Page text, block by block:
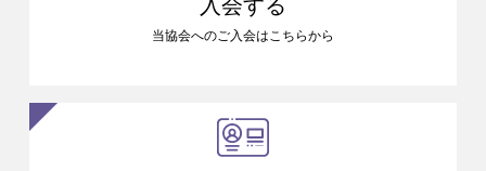
入会する
当協会へのご入会はこちらから